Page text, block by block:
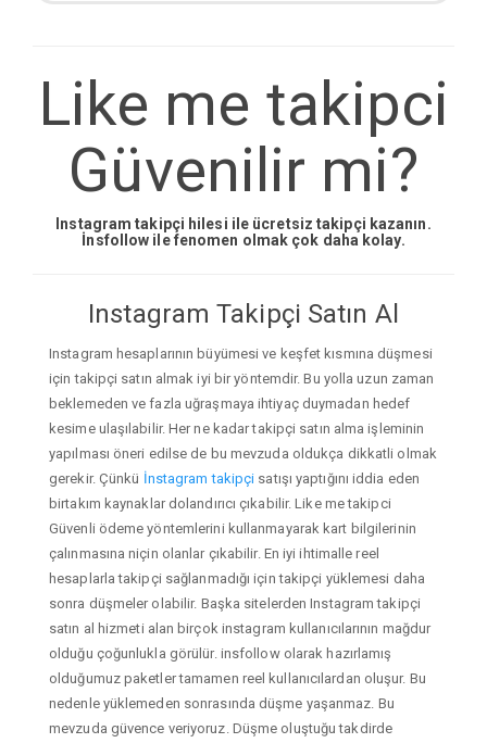
Like me takipci
Güvenilir mi?
Instagram takipçi hilesi ile ücretsiz takipçi kazanın.
İnsfollow ile fenomen olmak çok daha kolay.
Instagram Takipçi Satın Al
Instagram hesaplarının büyümesi ve keşfet kısmına düşmesi
için takipçi satın almak iyi bir yöntemdir. Bu yolla uzun zaman
beklemeden ve fazla uğraşmaya ihtiyaç duymadan hedef
kesime ulaşılabilir. Her ne kadar takipçi satın alma işleminin
yapılması öneri edilse de bu mevzuda oldukça dikkatli olmak
gerekir. Çünkü İnstagram takipçi satışı yaptığını iddia eden
birtakım kaynaklar dolandırıcı çıkabilir. Like me takipci
Güvenli ödeme yöntemlerini kullanmayarak kart bilgilerinin
çalınmasına niçin olanlar çıkabilir. En iyi ihtimalle reel
hesaplarla takipçi sağlanmadığı için takipçi yüklemesi daha
sonra düşmeler olabilir. Başka sitelerden Instagram takipçi
satın al hizmeti alan birçok instagram kullanıcılarının mağdur
olduğu çoğunlukla görülür. insfollow olarak hazırlamış
olduğumuz paketler tamamen reel kullanıcılardan oluşur. Bu
nedenle yüklemeden sonrasında düşme yaşanmaz. Bu
mevzuda güvence veriyoruz. Düşme oluştuğu takdirde